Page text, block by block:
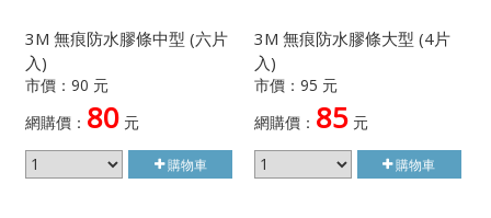
3M 無痕防水膠條中型 (六片
入)
市價：90 元
網購價： 80 元
購物車
3M 無痕防水膠條大型 (4片
入)
市價：95 元
網購價： 85元
購物車